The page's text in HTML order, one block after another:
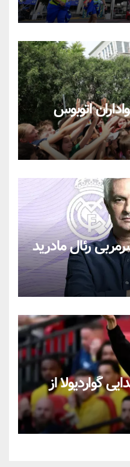
اتوبوس
رئال مادرید
گواردیولا از